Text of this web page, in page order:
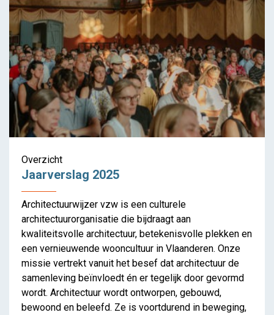
Overzicht
Jaarverslag 2025
Architectuurwijzer vzw is een culturele
architectuurorganisatie die bijdraagt aan
kwaliteitsvolle architectuur, betekenisvolle plekken en
een vernieuwende wooncultuur in Vlaanderen. Onze
missie vertrekt vanuit het besef dat architectuur de
samenleving beïnvloedt én er tegelijk door gevormd
wordt. Architectuur wordt ontworpen, gebouwd,
bewoond en beleefd. Ze is voortdurend in beweging,